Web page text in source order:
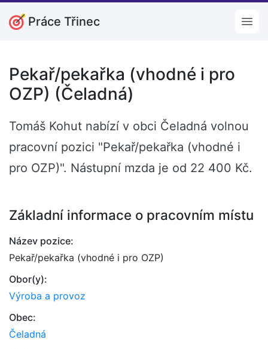
Práce Třinec
Pekař/pekařka (vhodné i pro
OZP) (Čeladná)
Tomáš Kohut nabízí v obci Čeladná volnou
pracovní pozici "Pekař/pekařka (vhodné i
pro OZP)". Nástupní mzda je od 22 400 Kč.
Základní informace o pracovním místu
Název pozice:
Pekař/pekařka (vhodné i pro OZP)
Obor(y):
Výroba a provoz
Obec:
Čeladná